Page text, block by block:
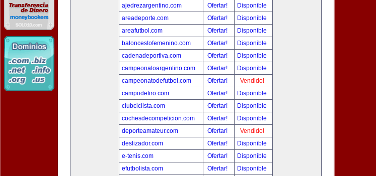
ajedrezargentino.com
Ofertar!
Disponible
areadeporte.com
Ofertar!
Disponible
areafutbol.com
Ofertar!
Disponible
baloncestofemenino.com
Ofertar!
Disponible
cadenadeportiva.com
Ofertar!
Disponible
campeonatoargentino.com
Ofertar!
Disponible
campeonatodefutbol.com
Ofertar!
Vendido!
campodetiro.com
Ofertar!
Disponible
clubciclista.com
Ofertar!
Disponible
cochesdecompeticion.com
Ofertar!
Disponible
deporteamateur.com
Ofertar!
Vendido!
deslizador.com
Ofertar!
Disponible
e-tenis.com
Ofertar!
Disponible
efutbolista.com
Ofertar!
Disponible